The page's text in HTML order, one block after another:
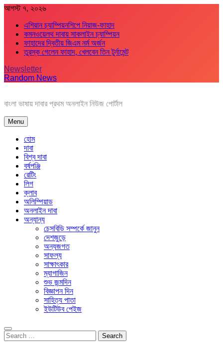
Skip
content
আগস্ট ৭, ২০২৬
এশিয়ান চ্যাম্পিয়নশিপে নিয়াজ-ফাহাদ
কমনওয়েলথ দাবায় সাকলাইন চ্যাম্পিয়ন
ফাহাদের দ্বিতীয় জিএম নর্ম অর্জন
তুরস্ক গেলেন ফাহাদ, খেলবেন তিন টুর্নামেন্ট
Newsletter
Random News
বাংলা ভাষায় দাবার প্রথম অনলাইন নিউজ পোর্টাল
Menu
হোম
দাবা
বিশ্ব দাবা
বর্ষপঞ্জি
রেটিং
লিগ
ক্লাব
অলিম্পিয়াড
অনলাইন দাবা
অন্যান্য
চেসবিডি সম্পর্কে জানুন
দেশজুড়ে
অন্যজগত
সাফল্য
সাক্ষাৎকার
ম্যাগাজিন
শুভ জন্মদিন
বিজ্ঞাপন দিন
সাহিত্য পাতা
ইউটিউব পেইজ
Search
for: